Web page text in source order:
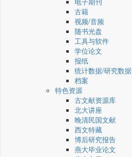
古籍
视频/音频
随书光盘
工具与软件
学位论文
报纸
统计数据/研究数据
档案
特色资源
古文献资源库
北大讲座
晚清民国文献
西文特藏
博后研究报告
燕大毕业论文